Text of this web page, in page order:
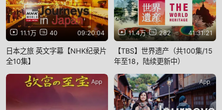
11.1万 40 09:20:04
日本之旅 英文字幕【NHK纪录片
全10集】
11.4万 282 41:31:21
【TBS】世界遗产（共100集/15
年至18，陆续更新中）
App App